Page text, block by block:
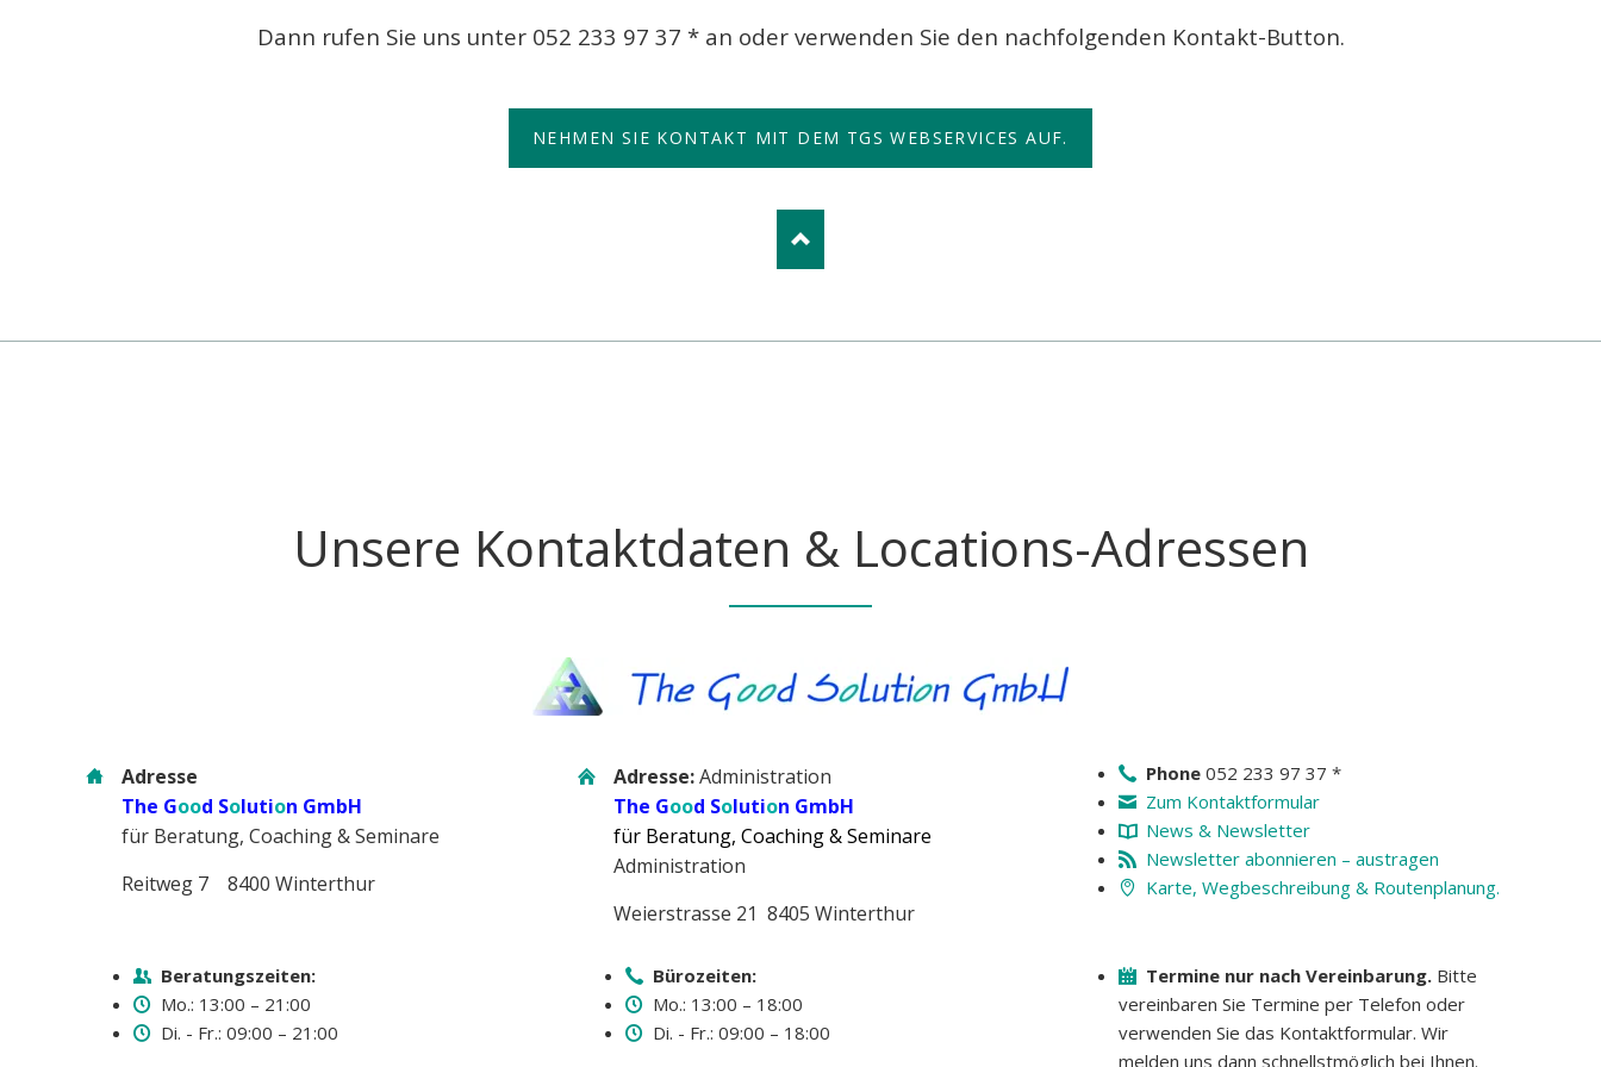
Dann rufen Sie uns unter 052 233 97 37 * an oder verwenden Sie den nachfolgenden Kontakt-Button.
NEHMEN SIE KONTAKT MIT DEM TGS WEBSERVICES AUF.
Unsere Kontaktdaten & Locations-Adressen
Adresse
The Good Solution GmbH
für Beratung, Coaching & Seminare
Reitweg 7 8400 Winterthur
Adresse:Administration
The Good Solution GmbH
für Beratung, Coaching & Seminare
Administration
Weierstrasse 21 8405 Winterthur
Phone052 233 97 37 *
Zum Kontaktformular
News & Newsletter
Newsletter abonnieren – austragen
Karte, Wegbeschreibung & Routenplanung.
Beratungszeiten:
Mo.: 13:00 – 21:00
Di. - Fr.: 09:00 – 21:00
Bürozeiten:
Mo.: 13:00 – 18:00
Di. - Fr.: 09:00 – 18:00
Termine nur nach Vereinbarung.Bitte
vereinbaren Sie Termine per Telefon oder
verwenden Sie das Kontaktformular. Wir
melden uns dann schnellstmöglich bei Ihnen.